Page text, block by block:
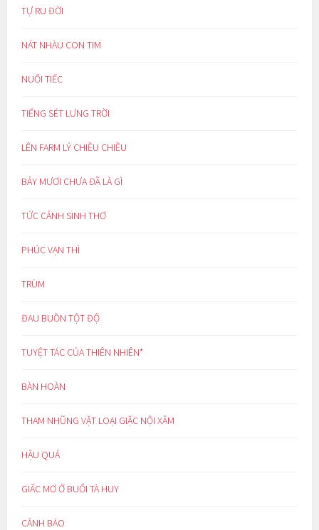
TỰ RU ĐỜI
NÁT NHÀU CON TIM
NUỐI TIẾC
TIẾNG SÉT LƯNG TRỜI
LÊN FARM LÝ CHIỀU CHIỀU
BẢY MƯƠI CHƯA ĐÃ LÀ GÌ
TỨC CẢNH SINH THƠ
PHÚC VẠN THÌ
TRÙM
ĐAU BUỒN TỘT ĐỘ
TUYỆT TÁC CỦA THIÊN NHIÊN*
BÀN HOÀN
THAM NHŨNG VẶT LOẠI GIẶC NỘI XÂM
HẬU QUẢ
GIẤC MƠ Ở BUỔI TÀ HUY
CẢNH BÁO